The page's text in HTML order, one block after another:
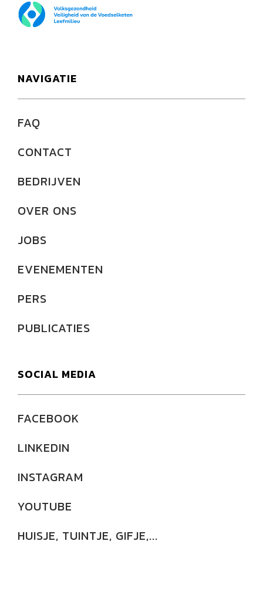
NAVIGATIE
FAQ
CONTACT
BEDRIJVEN
OVER ONS
JOBS
EVENEMENTEN
PERS
PUBLICATIES
SOCIAL MEDIA
FACEBOOK
LINKEDIN
INSTAGRAM
YOUTUBE
HUISJE, TUINTJE, GIFJE,...